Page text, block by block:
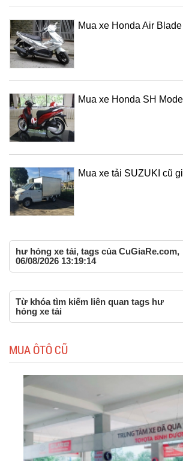
Mua xe Honda Air
Mua xe Honda SH
Mua xe tải SUZUKI cũ
hư hỏng xe tải, tags của CuGiaRe.com,
06/08/2026 13:19:14
Từ khóa tìm kiếm liên quan tags hư
hỏng xe tải
MUA ÔTÔ CŨ